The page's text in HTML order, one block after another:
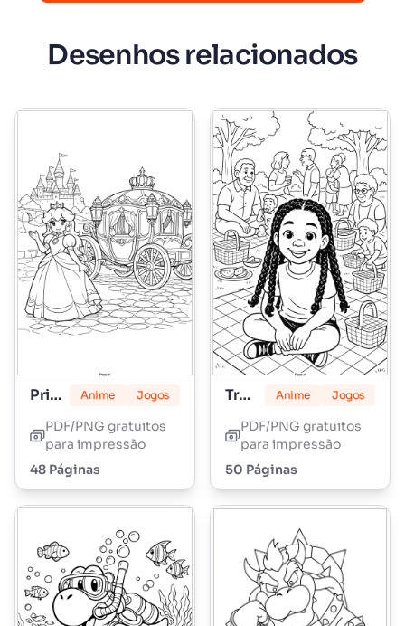
Desenhos relacionados
Princesa Peach Anime Jogos
PDF/PNG gratuitos
para impressão
48 Páginas
Tranças Lily Love Anime Jogos
PDF/PNG gratuitos
para impressão
50 Páginas